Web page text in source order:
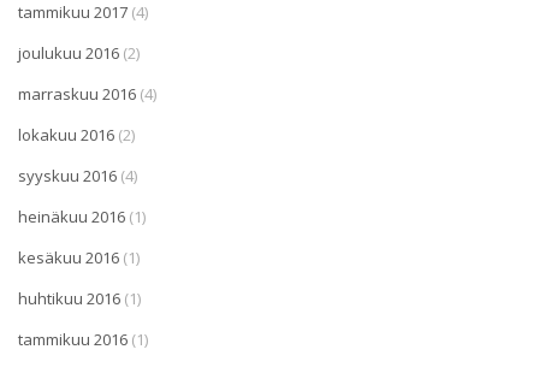
tammikuu 2017 (4)
joulukuu 2016 (2)
marraskuu 2016 (4)
lokakuu 2016 (2)
syyskuu 2016 (4)
heinäkuu 2016 (1)
kesäkuu 2016 (1)
huhtikuu 2016 (1)
tammikuu 2016 (1)